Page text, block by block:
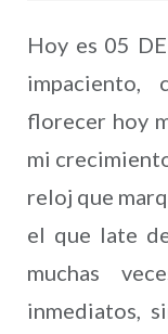
Hoy es 05
florecer hoy
mi
reloj que
el que late
muchas
inmediatos,